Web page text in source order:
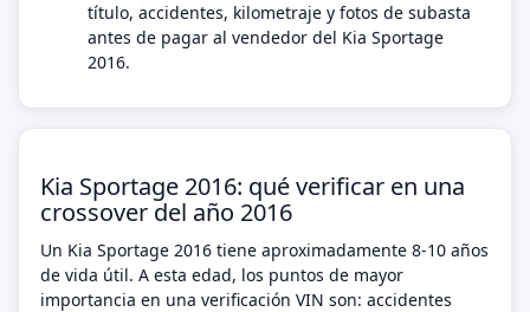
título, accidentes, kilometraje y fotos de subasta
antes de pagar al vendedor del Kia Sportage
2016.
Kia Sportage 2016: qué verificar en una
crossover del año 2016
Un Kia Sportage 2016 tiene aproximadamente 8-10 años
de vida útil. A esta edad, los puntos de mayor
importancia en una verificación VIN son: accidentes